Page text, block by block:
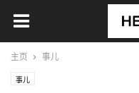
主页 事儿
事儿